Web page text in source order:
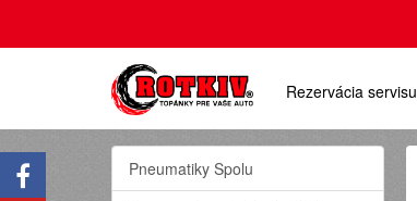
Rezervácia servisu
Pneumatiky Spolu